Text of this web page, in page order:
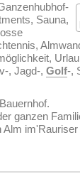
Sauna,
, Jagd-, Golf-,
ganzen
Alm